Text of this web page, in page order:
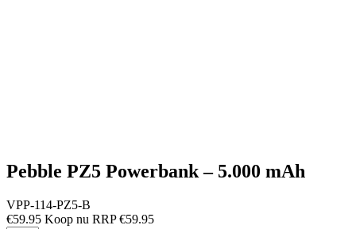
Pebble PZ5 Powerbank – 5.000 mAh
VPP-114-PZ5-B
€59.95 RRP€59.95